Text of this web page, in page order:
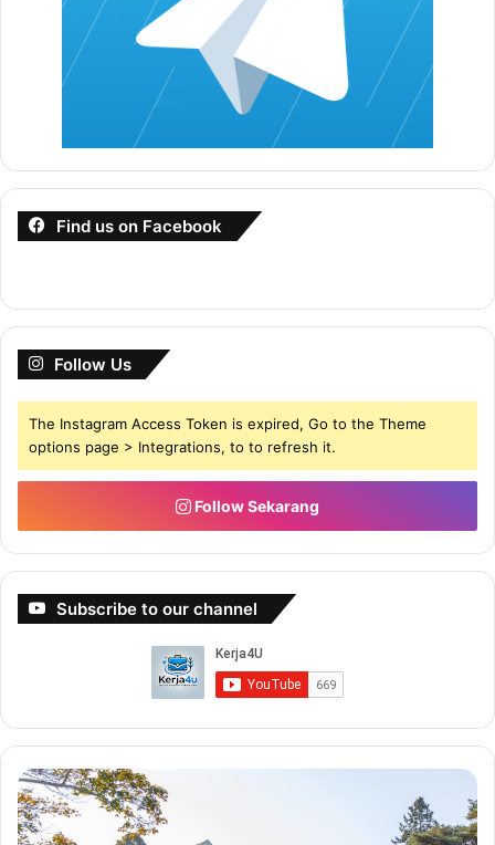
Kenapa mudah ditipu
6 sebab kenapa perlu ada surat perjanjian
Apa itu surat perjanjian
Syarat-syarat perjanjian
Kegunaan Surat perjanjian
Pemahaman Surat Perjanjian
Kepelbagaian Surat Perjanjian
Apa itu duti setem
Adjudikasi Surat Cara
Kaedah Penyeteman
Cara Pembayaran
Penalti
Harga Duti Setem pembayaran sewa
Proses pembayaran Duti Setem
Proses Surat Perjanjian
Proses tindakan jika melanggar perjanjian
Panduan menulis surat perjanjian
Kesimpulan Panduan 1
BAGAIMANA EBOOK
Find us on Facebook
Follow Us
The Instagram Access Token is expired, Go to the Theme
options page > Integrations, to to refresh it.
Follow Sekarang
Subscribe to our channel
Buat
5-
6